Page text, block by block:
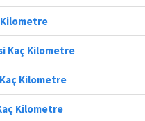
Kilometre
Kaç Kilometre
Kilometre
Kilometre